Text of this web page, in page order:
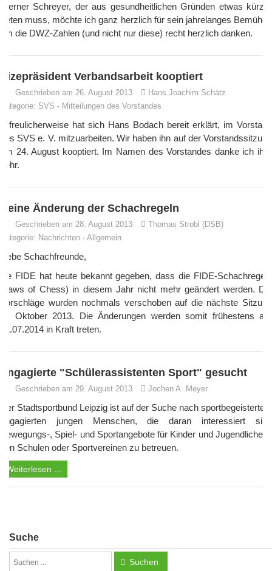
Werner Schreyer, der aus gesundheitlichen Gründen etwas kürzer
treten muss, möchte ich ganz herzlich für sein jahrelanges Bemühen
um die DWZ-Zahlen (und nicht nur diese) recht herzlich danken.
Vizepräsident Verbandsarbeit kooptiert
Geschrieben am 26. August 2013
Hans Joachim Schätz
Kategorie: SVS - Mitteilungen des Vorstandes
Erfreulicherweise hat sich Hans Bodach bereit erklärt, im Vorstand
des SVS e. V. mitzuarbeiten. Wir haben ihn auf der Vorstandssitzung
am 24. August kooptiert. Im Namen des Vorstandes danke ich ihm
sehr.
Keine Änderung der Schachregeln
Geschrieben am 28. August 2013
Thomas Strobl (DSB)
Kategorie: Nachrichten - Allgemein
Liebe Schachfreunde,
die FIDE hat heute bekannt gegeben, dass die FIDE-Schachregeln
(Laws of Chess) in diesem Jahr nicht mehr geändert werden. Die
Vorschläge wurden nochmals verschoben auf die nächste Sitzung
im Oktober 2013. Die Änderungen werden somit frühestens am
01.07.2014 in Kraft treten.
Engagierte "Schülerassistenten Sport" gesucht
Geschrieben am 29. August 2013 Jochen A. Meyer
Der Stadtsportbund Leipzig ist auf der Suche nach sportbegeisterten,
engagierten jungen Menschen, die daran interessiert sind
Bewegungs-, Spiel- und Sportangebote für Kinder und Jugendliche in
den Schulen oder Sportvereinen zu betreuen.
Weiterlesen ...
Suche
Suchen